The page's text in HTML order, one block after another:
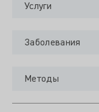
Услуги
Заболевания
Методы